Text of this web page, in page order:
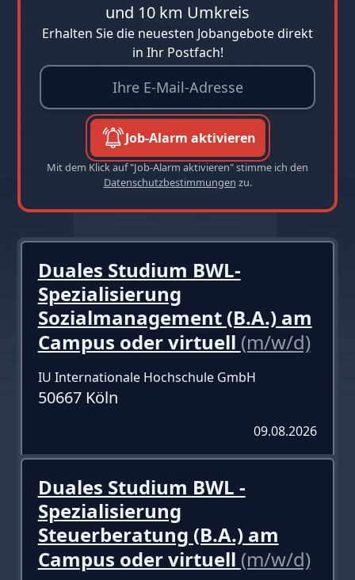
und 10 km Umkreis
Erhalten Sie die neuesten Jobangebote direkt
in Ihr Postfach!
Job-Alarm aktivieren
Mit dem Klick auf "Job-Alarm aktivieren" stimme ich den
Datenschutzbestimmungen zu.
Duales Studium BWL-
Spezialisierung
Sozialmanagement (B.A.) am
Campus oder virtuell (m/w/d)
IU Internationale Hochschule GmbH
50667 Köln
09.08.2026
Duales Studium BWL -
Spezialisierung
Steuerberatung (B.A.) am
Campus oder virtuell (m/w/d)